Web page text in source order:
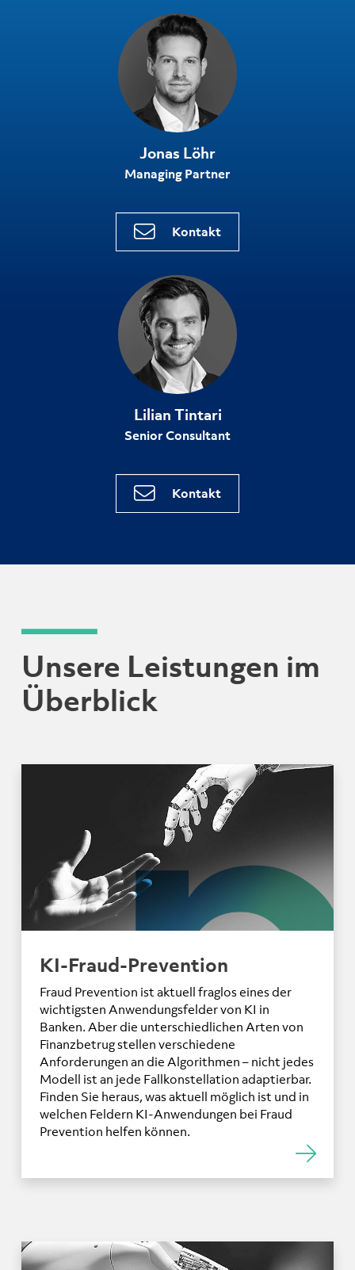
Jonas Löhr
Managing Partner
Kontakt
Lilian Tintari
Senior Consultant
Kontakt
Unsere Leistungen im
Überblick
KI-Fraud-Prevention
Fraud Prevention ist aktuell fraglos eines der
wichtigsten Anwendungsfelder von KI in
Banken. Aber die unterschiedlichen Arten von
Finanzbetrug stellen verschiedene
Anforderungen an die Algorithmen – nicht jedes
Modell ist an jede Fallkonstellation adaptierbar.
Finden Sie heraus, was aktuell möglich ist und in
welchen Feldern KI-Anwendungen bei Fraud
Prevention helfen können.